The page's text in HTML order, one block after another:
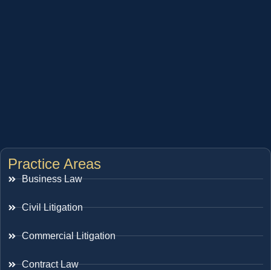
Practice Areas
Business Law
Civil Litigation
Commercial Litigation
Contract Law